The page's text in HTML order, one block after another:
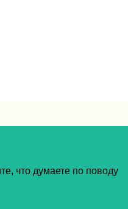
что думаете по поводу